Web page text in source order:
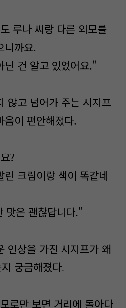
루나 씨랑 다른 외모를
니까요.
닌 건 알고 있었어요."
않고 넘어가 주는 시지프
음이 편안해졌다.
?
크림이랑 색이 똑같네
맛은 괜찮답니다."
인상을 가진 시지프가 왜
궁금해졌다.
로만 보면 거리에 돌아다